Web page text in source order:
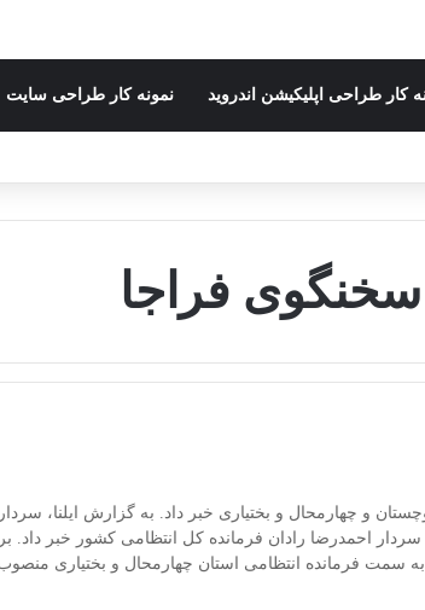
کار طراحی اپلیکیشن اندروید نمونه کار طراحی سایت
سخنگوی فراجا
و چهارمحال و بختیاری خبر داد. به گزارش ایلنا،
سردار احمدرضا رادان فرمانده کل انتظامی کشور خبر
سمت فرمانده انتظامی استان چهارمحال و بختیاری